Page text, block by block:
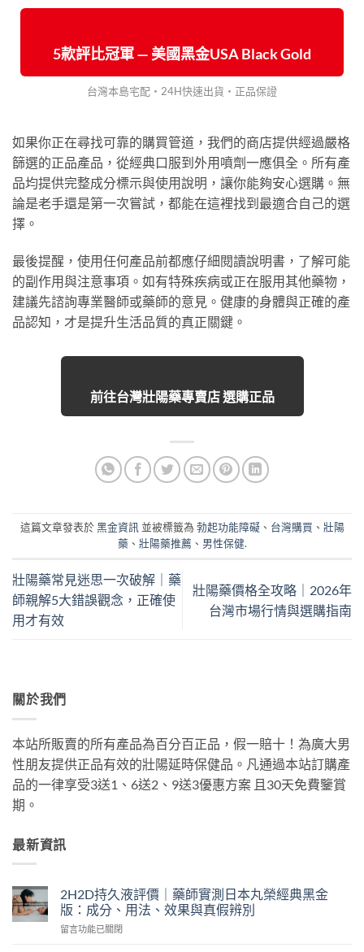
5款評比冠軍 — 美國黑金USA Black Gold
台灣本島宅配・24H快速出貨・正品保證
如果你正在尋找可靠的購買管道，我們的商店提供經過嚴格
篩選的正品產品，從經典口服到外用噴劑一應俱全。所有產
品均提供完整成分標示與使用說明，讓你能夠安心選購。無
論是老手還是第一次嘗試，都能在這裡找到最適合自己的選
擇。
最後提醒，使用任何產品前都應仔細閱讀說明書，了解可能
的副作用與注意事項。如有特殊疾病或正在服用其他藥物，
建議先諮詢專業醫師或藥師的意見。健康的身體與正確的產
品認知，才是提升生活品質的真正關鍵。
前往台灣壯陽藥專賣店 選購正品
這篇文章發表於黑金資訊並被標籤為 勃起功能障礙、 台灣購買 、 壯陽
藥 、 壯陽藥推薦 、 男性保健.
壯陽藥常見迷思一次破解｜藥
師親解5大錯誤觀念，正確使
用才有效
壯陽藥價格全攻略｜2026年
台灣市場行情與選購指南
關於我們
本站所販賣的所有產品為百分百正品，假一賠十！為廣大男
性朋友提供正品有效的壯陽延時保健品。凡通過本站訂購產
品的一律享受3送1、6送2、9送3優惠方案 且30天免費鑒賞
期。
最新資訊
2H2D持久液評價｜藥師實測日本丸榮經典黑金
版：成分、用法、效果與真假辨別
在
留言功能已關閉